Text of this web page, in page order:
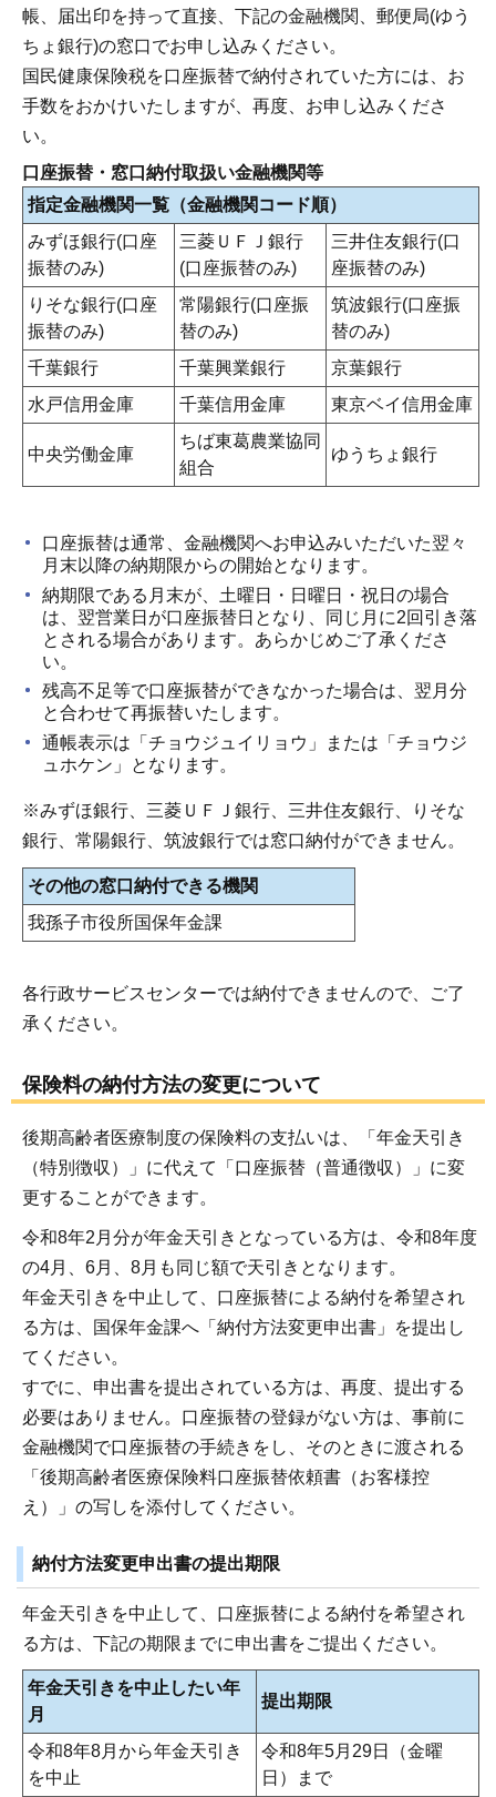
帳、届出印を持って直接、下記の金融機関、郵便局(ゆう
ちょ銀行)の窓口でお申し込みください。
国民健康保険税を口座振替で納付されていた方には、お
手数をおかけいたしますが、再度、お申し込みくださ
い。
口座振替・窓口納付取扱い金融機関等
指定金融機関一覧（金融機関コード順）
みずほ銀行(口座
振替のみ)
三菱ＵＦＪ銀行
(口座振替のみ)
三井住友銀行(口
座振替のみ)
りそな銀行(口座
振替のみ)
常陽銀行(口座振
替のみ)
筑波銀行(口座振
替のみ)
千葉銀行
千葉興業銀行
京葉銀行
水戸信用金庫
千葉信用金庫 東京ベイ信用金庫
中央労働金庫
ちば東葛農業協同
組合
ゆうちょ銀行
口座振替は通常、金融機関へお申込みいただいた翌々
月末以降の納期限からの開始となります。
納期限である月末が、土曜日・日曜日・祝日の場合
は、翌営業日が口座振替日となり、同じ月に2回引き落
とされる場合があります。あらかじめご了承くださ
い。
残高不足等で口座振替ができなかった場合は、翌月分
と合わせて再振替いたします。
通帳表示は「チョウジュイリョウ」または「チョウジ
ュホケン」となります。
※みずほ銀行、三菱ＵＦＪ銀行、三井住友銀行、りそな
銀行、常陽銀行、筑波銀行では窓口納付ができません。
その他の窓口納付できる機関
我孫子市役所国保年金課
各行政サービスセンターでは納付できませんので、ご了
承ください。
保険料の納付方法の変更について
後期高齢者医療制度の保険料の支払いは、「年金天引き
（特別徴収）」に代えて「口座振替（普通徴収）」に変
更することができます。
令和8年2月分が年金天引きとなっている方は、令和8年度
の4月、6月、8月も同じ額で天引きとなります。
年金天引きを中止して、口座振替による納付を希望され
る方は、国保年金課へ「納付方法変更申出書」を提出し
てください。
すでに、申出書を提出されている方は、再度、提出する
必要はありません。口座振替の登録がない方は、事前に
金融機関で口座振替の手続きをし、そのときに渡される
「後期高齢者医療保険料口座振替依頼書（お客様控
え）」の写しを添付してください。
納付方法変更申出書の提出期限
年金天引きを中止して、口座振替による納付を希望され
る方は、下記の期限までに申出書をご提出ください。
年金天引きを中止したい年
月
提出期限
令和8年8月から年金天引き
を中止
令和8年5月29日（金曜
日）まで